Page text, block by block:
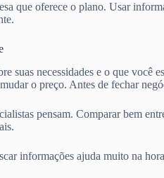
que oferece o plano. Usar
suas necessidades e o que
o preço. Antes de fechar
pensam. Comparar bem
informações ajuda muito na